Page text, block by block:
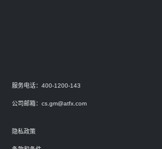
服务电话：400-1200-143
公司邮箱： cs.gm@atfx.com
隐私政策